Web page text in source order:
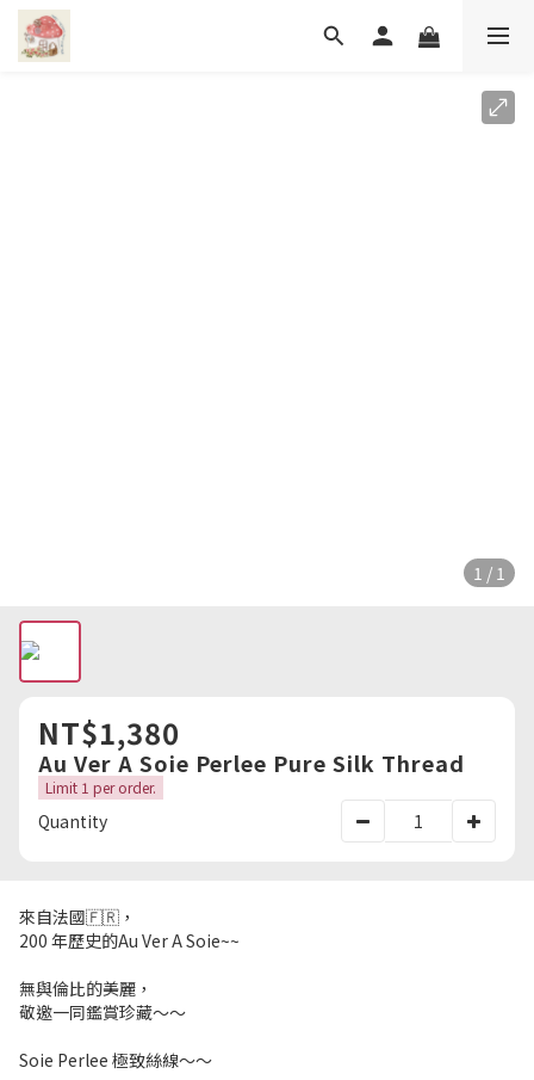
1 / 1
NT$1,380
Au Ver A Soie Perlee Pure Silk Thread
Limit 1 per order.
Quantity
來自法國🇫🇷，
200 年歷史的Au Ver A Soie~~
無與倫比的美麗，
敬邀一同鑑賞珍藏～～
Soie Perlee 極致絲線～～